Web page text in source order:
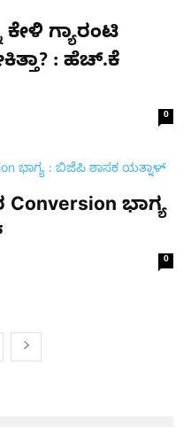
ಗ್ಯಾರಂಟಿ
: ಹೆಚ್.ಕೆ
0
ಭಾಗ್ಯ
0